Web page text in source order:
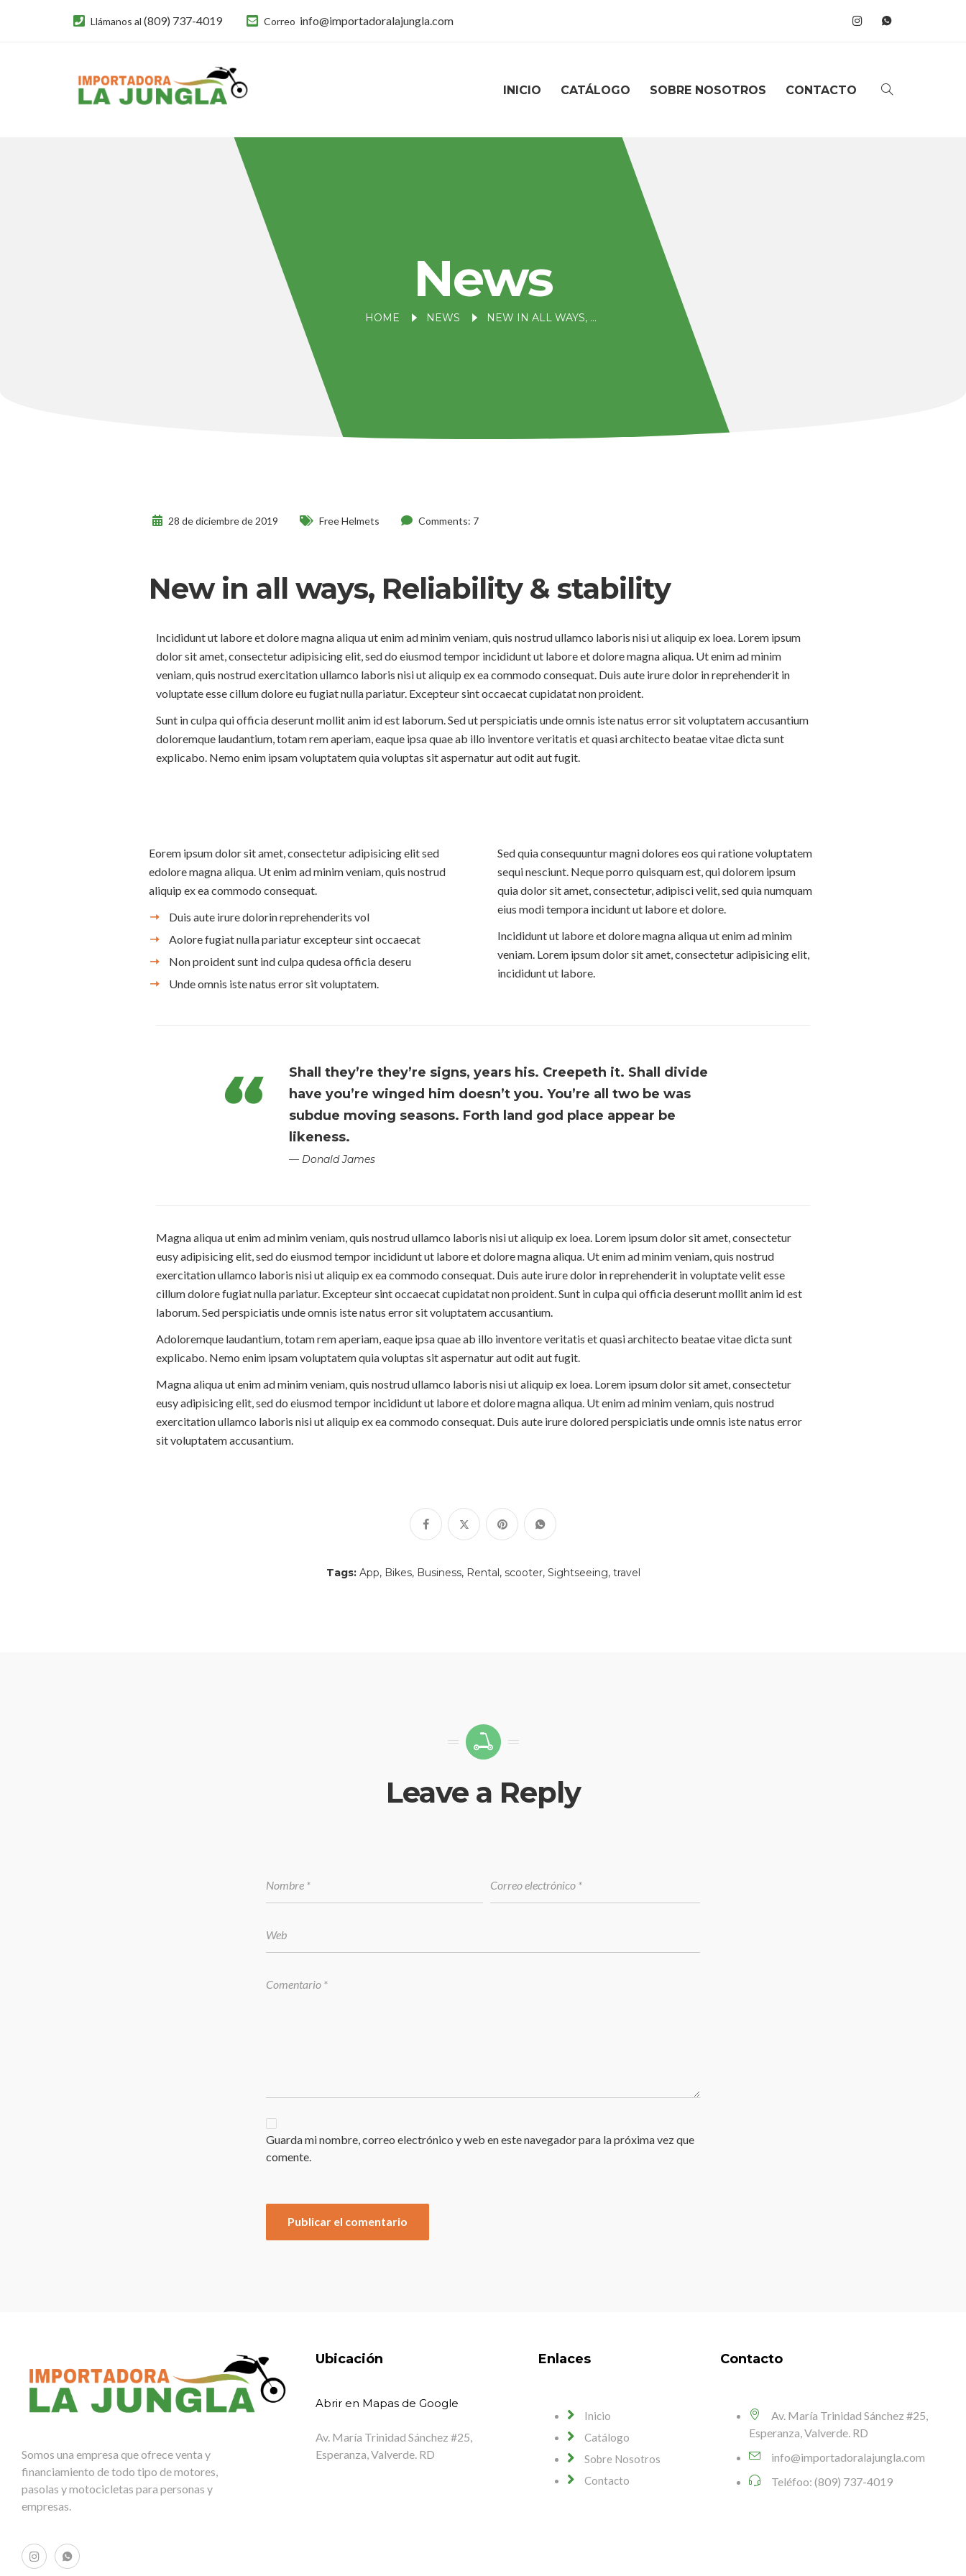
Llámanos al (809) 737-4019 Correo info@importadoralajungla.com
INICIO CATÁLOGO SOBRE NOSOTROS CONTACTO
News
HOME NEWS NEW IN ALL WAYS, RELIABILITY & STABILITY
28 de diciembre de 2019 Free Helmets Comments: 7
New in all ways, Reliability & stability
Incididunt ut labore et dolore magna aliqua ut enim ad minim veniam, quis nostrud ullamco laboris nisi ut aliquip ex loea. Lorem ipsum
dolor sit amet, consectetur adipisicing elit, sed do eiusmod tempor incididunt ut labore et dolore magna aliqua. Ut enim ad minim
veniam, quis nostrud exercitation ullamco laboris nisi ut aliquip ex ea commodo consequat. Duis aute irure dolor in reprehenderit in
voluptate esse cillum dolore eu fugiat nulla pariatur. Excepteur sint occaecat cupidatat non proident.
Sunt in culpa qui officia deserunt mollit anim id est laborum. Sed ut perspiciatis unde omnis iste natus error sit voluptatem accusantium
doloremque laudantium, totam rem aperiam, eaque ipsa quae ab illo inventore veritatis et quasi architecto beatae vitae dicta sunt
explicabo. Nemo enim ipsam voluptatem quia voluptas sit aspernatur aut odit aut fugit.
Eorem ipsum dolor sit amet, consectetur adipisicing elit sed
edolore magna aliqua. Ut enim ad minim veniam, quis nostrud
aliquip ex ea commodo consequat.
Duis aute irure dolorin reprehenderits vol
Aolore fugiat nulla pariatur excepteur sint occaecat
Non proident sunt ind culpa qudesa officia deseru
Unde omnis iste natus error sit voluptatem.
Sed quia consequuntur magni dolores eos qui ratione voluptatem
sequi nesciunt. Neque porro quisquam est, qui dolorem ipsum
quia dolor sit amet, consectetur, adipisci velit, sed quia numquam
eius modi tempora incidunt ut labore et dolore.
Incididunt ut labore et dolore magna aliqua ut enim ad minim
veniam. Lorem ipsum dolor sit amet, consectetur adipisicing elit,
incididunt ut labore.
Shall they’re they’re signs, years his. Creepeth it. Shall divide
have you’re winged him doesn’t you. You’re all two be was
subdue moving seasons. Forth land god place appear be
likeness.
— Donald James
Magna aliqua ut enim ad minim veniam, quis nostrud ullamco laboris nisi ut aliquip ex loea. Lorem ipsum dolor sit amet, consectetur
eusy adipisicing elit, sed do eiusmod tempor incididunt ut labore et dolore magna aliqua. Ut enim ad minim veniam, quis nostrud
exercitation ullamco laboris nisi ut aliquip ex ea commodo consequat. Duis aute irure dolor in reprehenderit in voluptate velit esse
cillum dolore fugiat nulla pariatur. Excepteur sint occaecat cupidatat non proident. Sunt in culpa qui officia deserunt mollit anim id est
laborum. Sed perspiciatis unde omnis iste natus error sit voluptatem accusantium.
Adoloremque laudantium, totam rem aperiam, eaque ipsa quae ab illo inventore veritatis et quasi architecto beatae vitae dicta sunt
explicabo. Nemo enim ipsam voluptatem quia voluptas sit aspernatur aut odit aut fugit.
Magna aliqua ut enim ad minim veniam, quis nostrud ullamco laboris nisi ut aliquip ex loea. Lorem ipsum dolor sit amet, consectetur
eusy adipisicing elit, sed do eiusmod tempor incididunt ut labore et dolore magna aliqua. Ut enim ad minim veniam, quis nostrud
exercitation ullamco laboris nisi ut aliquip ex ea commodo consequat. Duis aute irure dolored perspiciatis unde omnis iste natus error
sit voluptatem accusantium.
Tags: App Bikes Business Rental scooter Sightseeing travel
Leave a Reply
Guarda mi nombre, correo electrónico y web en este navegador para la próxima vez que
comente.
Somos una empresa que ofrece venta y
financiamiento de todo tipo de motores,
pasolas y motocicletas para personas y
empresas.
Ubicación
Abrir en Mapas de Google
Av. María Trinidad Sánchez #25,
Esperanza, Valverde. RD
Enlaces
Inicio
Catálogo
Sobre Nosotros
Contacto
Contacto
Av. María Trinidad Sánchez #25,
Esperanza, Valverde. RD
info@importadoralajungla.com
Teléfoo: (809) 737-4019